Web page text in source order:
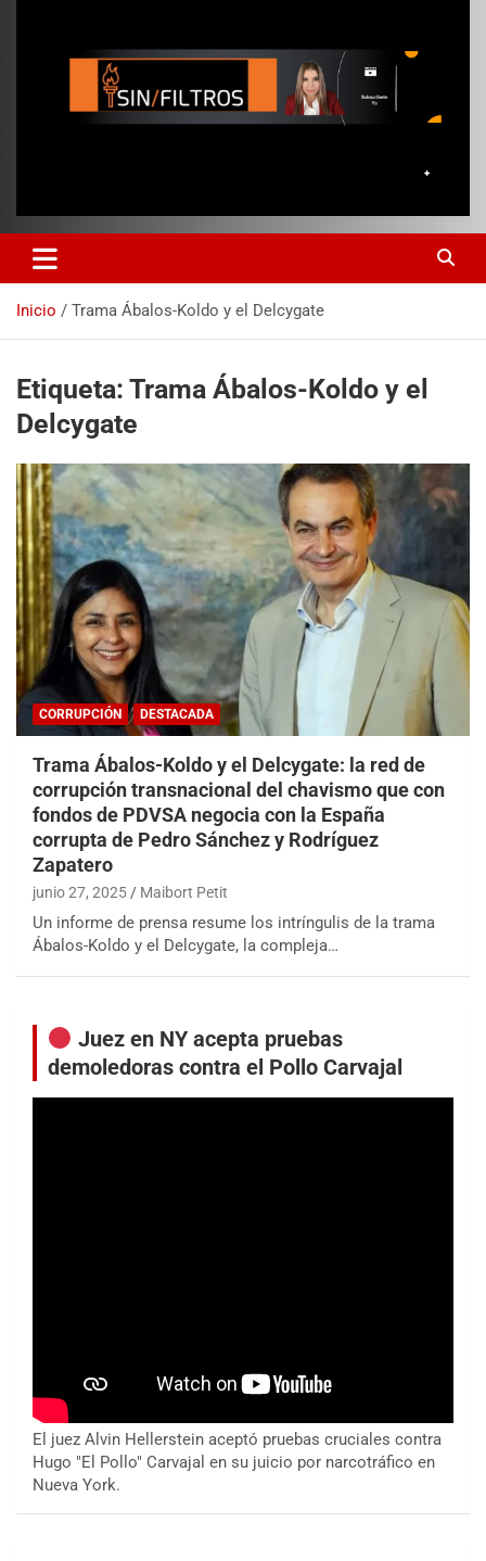
Inicio Trama Ábalos-Koldo y el Delcygate
Etiqueta: Trama Ábalos-Koldo y el
Delcygate
CORRUPCIÓN DESTACADA
Trama Ábalos-Koldo y el Delcygate: la red de
corrupción transnacional del chavismo que con
fondos de PDVSA negocia con la España
corrupta de Pedro Sánchez y Rodríguez
Zapatero
junio 27, 2025 Maibort Petit
Un informe de prensa resume los intríngulis de la trama
Ábalos-Koldo y el Delcygate, la compleja…
Juez en NY acepta pruebas
demoledoras contra el Pollo Carvajal
El juez Alvin Hellerstein aceptó pruebas cruciales contra
Hugo "El Pollo" Carvajal en su juicio por narcotráfico en
Nueva York.